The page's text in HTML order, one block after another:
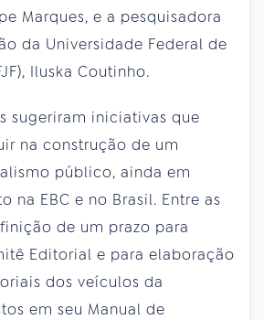
Marques, e a pesquisadora
da Universidade Federal de
Iluska Coutinho.
sugeriram iniciativas que
na construção de um
público, ainda em
na EBC e no Brasil. Entre as
de um prazo para
Editorial e para elaboração
dos veículos da
em seu Manual de